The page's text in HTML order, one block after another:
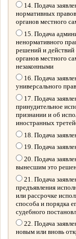
14. Подача
нормативных
органов местного
15. Подача
ненормативного
решений и действий
органов местного
незаконными
16. Подача
универсального
17. Подача
принудительное
признании и об
иностранных
18. Подача
19. Подача
20. Подача
вынесшим это
21. Подача
предъявления
или рассрочке
способа и порядка
судебного
22. Подача
новым или вновь